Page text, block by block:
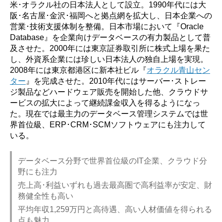
米･オラクル社の日本法人として設立。1990年代には大
阪･名古屋･金沢･福岡へと拠点網を拡大し、日本企業への
営業･技術支援体制を整備。日本市場において『Oracle
Database』を企業向けデータベースの有力製品として普
及させた。2000年には東京証券取引所に株式上場を果た
し、外資系企業には珍しい日本法人の独自上場を実現。
2008年には東京都港区に新本社ビル『オラクル青山セン
ター 』を完成させた。2010年代にはサーバー･ストレー
ジ製品などハードウェア販売を開始した他、クラウドサ
ービスの拡大によって継続課金収入を得るようになっ
た。現在では最主力のデータベース管理システムでは世
界首位級、ERP･CRM･SCMソフトウェアにも注力して
いる。
データベース分野で世界首位級のIT企業、クラウド分
野にも注力
売上高･利益いずれも過去最高圏で高利益率が安定、財
務健全性も高い
平均年収1,259万円と高待遇、高い人材価値を得られる
点も魅力